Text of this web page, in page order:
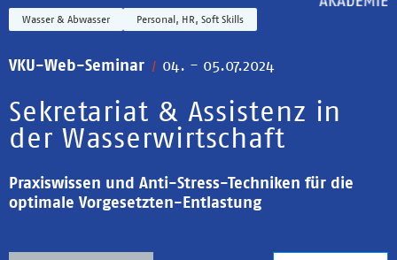
Wasser & Abwasser Personal, HR, Soft Skills
VKU-Web-Seminar 04. - 05.07.2024
Sekretariat & Assistenz in
der Wasserwirtschaft
Praxiswissen und Anti-Stress-Techniken für die
optimale Vorgesetzten-Entlastung